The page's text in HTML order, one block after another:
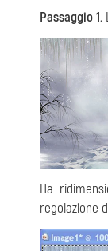
Passaggio 1.
Ha
regolazione